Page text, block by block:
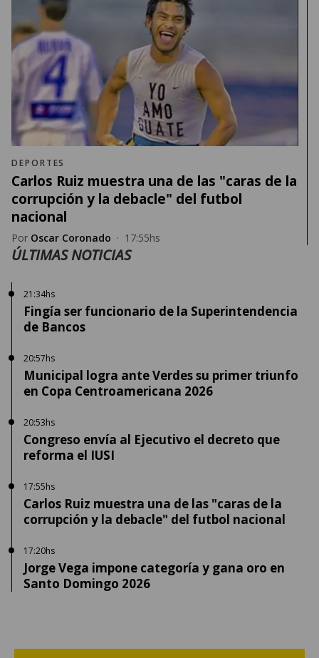
DEPORTES
Carlos Ruiz muestra una de las "caras de la
corrupción y la debacle" del futbol
nacional
Por Oscar Coronado · 17:55hs
ÚLTIMAS NOTICIAS
21:34hs
Fingía ser funcionario de la Superintendencia
de Bancos
20:57hs
Municipal logra ante Verdes su primer triunfo
en Copa Centroamericana 2026
20:53hs
Congreso envía al Ejecutivo el decreto que
reforma el IUSI
17:55hs
Carlos Ruiz muestra una de las "caras de la
corrupción y la debacle" del futbol nacional
17:20hs
Jorge Vega impone categoría y gana oro en
Santo Domingo 2026